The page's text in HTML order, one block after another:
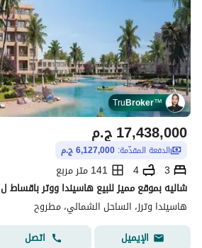
TruBroker™
ج.م17,438,000
الدفعة المقدّمة: 6,127,000 ج.م
3
4
141 متر مربع
شاليه بموقع مميز للبيع هاسيندا ووتر باقساط ل 2034
هاسيندا وترز، الساحل الشمالي، مطروح
الإيميل
اتصل